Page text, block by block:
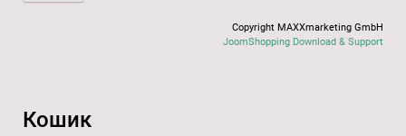
Copyright MAXXmarketing GmbH
JoomShopping Download & Support
Кошик